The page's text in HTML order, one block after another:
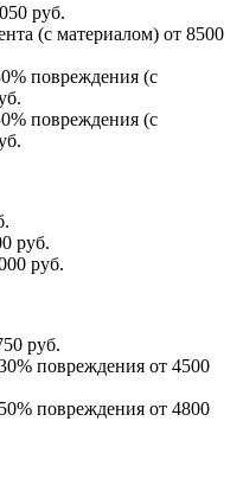
руб.
(с материалом) от 8500
повреждения (с
повреждения (с
руб.
руб.
руб.
повреждения от 4500
повреждения от 4800